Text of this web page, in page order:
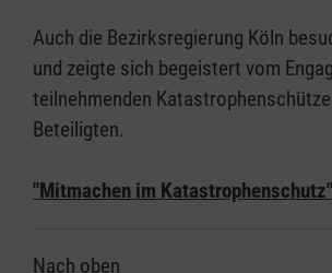
Auch die Bezirksregierung Köln
und zeigte sich begeistert vom
teilnehmenden
Beteiligten.
"Mitmachen im Katastrophenschutz"
Nach oben